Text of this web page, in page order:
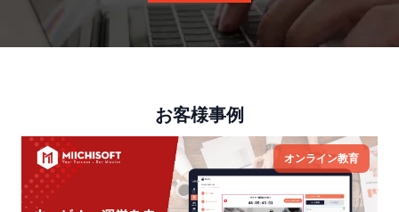
お客様事例
オンライン教育